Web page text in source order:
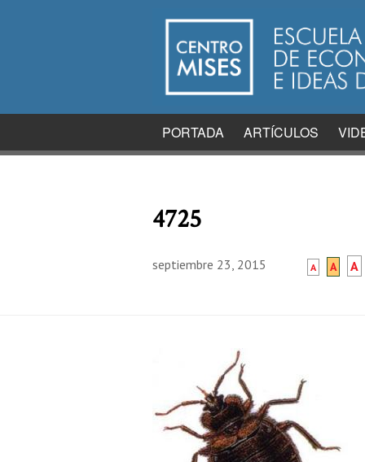
PORTADA ARTÍCULOS
4725
septiembre 23, 2015 A A A